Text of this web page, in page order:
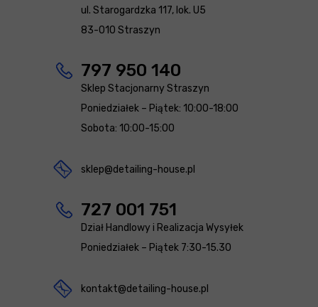
ul. Starogardzka 117, lok. U5
83-010 Straszyn
797 950 140
Sklep Stacjonarny Straszyn
Poniedziałek – Piątek: 10:00-18:00
Sobota: 10:00-15:00
sklep@detailing-house.pl
727 001 751
Dział Handlowy i Realizacja Wysyłek
Poniedziałek – Piątek 7:30-15.30
kontakt@detailing-house.pl